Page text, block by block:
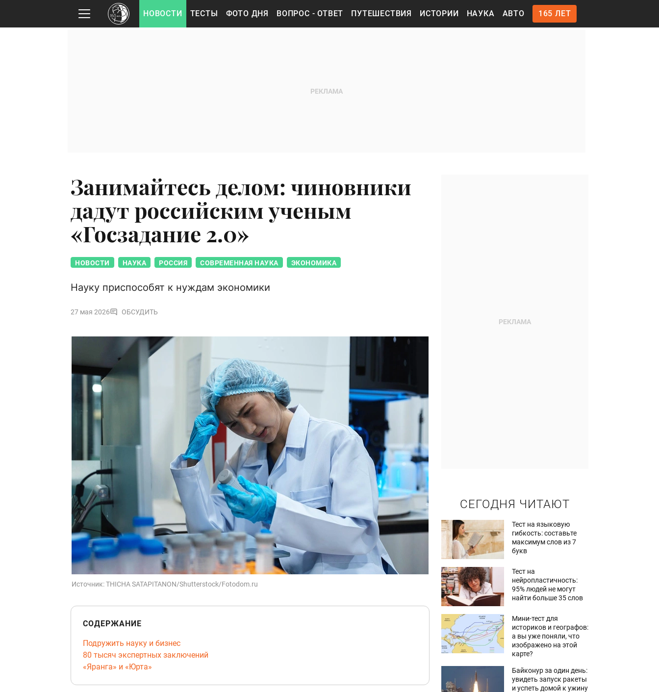
НОВОСТИ ТЕСТЫ ФОТО ДНЯ ВОПРОС - ОТВЕТ ПУТЕШЕСТВИЯ ИСТОРИИ НАУКА АВТО 165 ЛЕТ
Занимайтесь делом: чиновники
дадут российским ученым
«Госзадание 2.0»
НОВОСТИ НАУКА РОССИЯ СОВРЕМЕННАЯ НАУКА ЭКОНОМИКА
Науку приспособят к нуждам экономики
27 мая 2026 ОБСУДИТЬ
Источник:THICHA SATAPITANON/Shutterstock/Fotodom.ru
СОДЕРЖАНИЕ
Подружить науку и бизнес
80 тысяч экспертных заключений
«Яранга» и «Юрта»
СЕГОДНЯ ЧИТАЮТ
Тест на языковую
гибкость: составьте
максимум слов из 7
букв
Тест на
нейропластичность:
95% людей не могут
найти больше 35 слов
Мини-тест для
историков и географов:
а вы уже поняли, что
изображено на этой
карте?
Байконур за один день:
увидеть запуск ракеты
и успеть домой к ужину